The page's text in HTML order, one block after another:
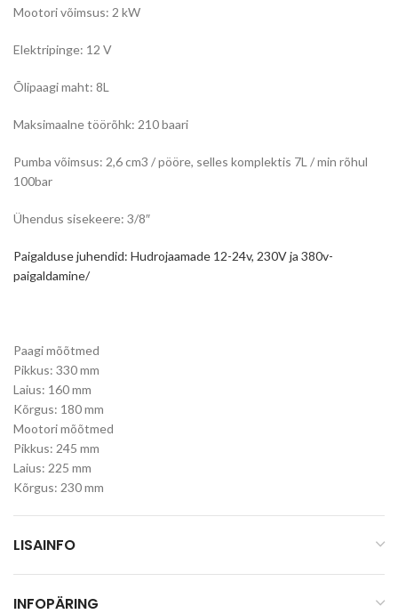
Mootori võimsus: 2 kW
Elektripinge: 12 V
Õlipaagi maht: 8L
Maksimaalne töörõhk: 210 baari
Pumba võimsus: 2,6 cm3 / pööre, selles komplektis 7L / min rõhul
100bar
Ühendus sisekeere: 3/8″
Paigalduse juhendid: Hudrojaamade 12-24v, 230V ja 380v-
paigaldamine/
Paagi mõõtmed
Pikkus: 330 mm
Laius: 160 mm
Kõrgus: 180 mm
Mootori mõõtmed
Pikkus: 245 mm
Laius: 225 mm
Kõrgus: 230 mm
LISAINFO
INFOPÄRING